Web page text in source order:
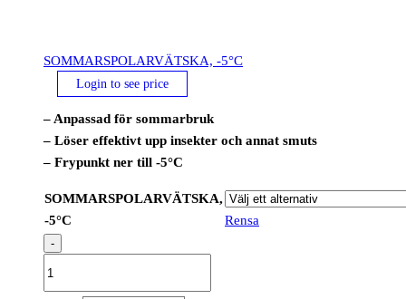
SOMMARSPOLARVÄTSKA, -5°C
Login to see price
– Anpassad för sommarbruk
– Löser effektivt upp insekter och annat smuts
– Frypunkt ner till -5°C
SOMMARSPOLARVÄTSKA,
-5°C
Rensa
-